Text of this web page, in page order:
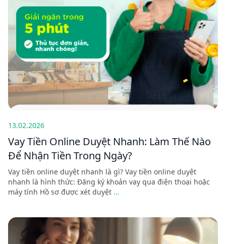
13.02.2026
Vay Tiền Online Duyệt Nhanh: Làm Thế Nào
Để Nhận Tiền Trong Ngày?
Vay tiền online duyệt nhanh là gì? Vay tiền online duyệt
nhanh là hình thức: Đăng ký khoản vay qua điện thoại hoặc
máy tính Hồ sơ được xét duyệt …